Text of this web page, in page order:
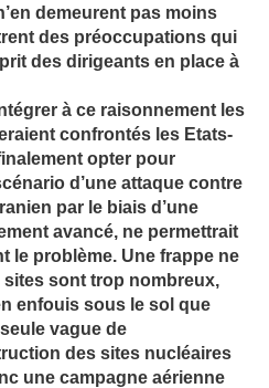
demeurent pas moins
des préoccupations qui
des dirigeants en place à
à ce raisonnement les
confrontés les Etats-
opter pour
d’une attaque contre
par le biais d’une
avancé, ne permettrait
le problème. Une frappe ne
sont trop nombreux,
enfouis sous le sol que
vague de
des sites nucléaires
une campagne aérienne